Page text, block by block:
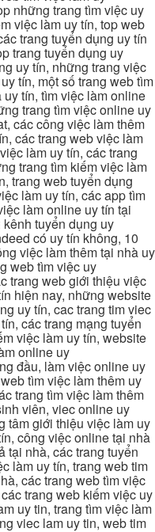
những trang tìm việc uy
việc làm uy tín, top web
trang tuyển dụng uy tín
trang tuyển dụng uy
uy tín, những trang việc
tín, một số trang web tìm
tín, tìm việc làm online
trang tìm việc online uy
các công việc làm thêm
các trang web việc làm
làm uy tín, các trang
trang tìm kiếm việc làm
trang web tuyển dụng
làm uy tín, các app tìm
làm online uy tín tại
tuyển dụng uy
có uy tín không, 10
việc làm thêm tại nhà uy
web tìm việc uy
trang web giới thiệu việc
hiện nay, những website
uy tín, cac trang tim viec
các trang mạng tuyển
việc làm uy tín, website
online uy
đầu, làm việc online uy
tìm việc làm thêm uy
trang tìm việc làm thêm
viên, viec online uy
tâm giới thiệu việc làm uy
công việc online tại nhà
tại nhà, các trang tuyển
làm uy tín, trang web tim
các trang web tìm việc
trang web kiếm việc uy
uy tin, trang tìm việc làm
viec lam uy tin, web tim